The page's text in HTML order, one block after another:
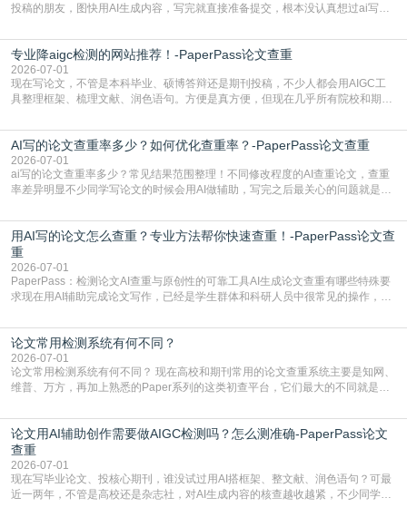
投稿的朋友，图快用AI生成内容，写完就直接准备提交，根本没认真想过ai写论
自带不可忽视的查重风险。AI训练依赖海量公开的文本数据，生成内容本质是基
于训练数据的概率拼接，不是从零开始的原创创作。生成过程中，很容易复用已
有的高频公共表述，甚至直接拼接已经公开
专业降aigc检测的网站推荐！-PaperPass论文查重
2026-07-01
现在写论文，不管是本科毕业、硕博答辩还是期刊投稿，不少人都会用AIGC工
具整理框架、梳理文献、润色语句。方便是真方便，但现在几乎所有院校和期刊
五遍还是过不了预检测的大有人在，这时候，找到靠谱的降AIGC检测率的网
站，就能少走好多弯路。PaperPass：守护学术原创性的智能伙伴AIGC生成内
容的学术合规痛点去年帮一个本科师弟改
AI写的论文查重率多少？如何优化查重率？-PaperPass论文查重
2026-07-01
ai写的论文查重率多少？常见结果范围整理！不同修改程度的AI查重论文，查重
率差异明显不少同学写论文的时候会用AI做辅助，写完之后最关心的问题就是ai
实际情况和大家想的不太一样。AI训练依赖海量公开学术文献、网络内容，生成
内容本质是按照语义概率拼接已有内容，很容易和已发布的作品撞重复，甚至会
直接引用整段已有内容，所以查重率偏高是
用AI写的论文怎么查重？专业方法帮你快速查重！-PaperPass论文查
重
2026-07-01
PaperPass：检测论文AI查重与原创性的可靠工具AI生成论文查重有哪些特殊要
求现在用AI辅助完成论文写作，已经是学生群体和科研人员中很常见的操作，不
但很多人忽略了，AI生成的内容天生带有重复风险——训练AI的数据集本身就包
含大量已公开的学术内容、网络原创内容，AI输出内容时很容易无意识拼接出重
复片
论文常用检测系统有何不同？
2026-07-01
论文常用检测系统有何不同？ 现在高校和期刊常用的论文查重系统主要是知网、
维普、万方，再加上熟悉的Paper系列的这类初查平台，它们最大的不同就是数
查数值误导。知网（CNKI）是学校定稿检测的绝对主流。本科用PMLC，含大学
生联合比对库，能比历届学长论文，硕博用VIP/TMLC，含学术论文联合比对
库，期刊投稿用AMLMC/SML
论文用AI辅助创作需要做AIGC检测吗？怎么测准确-PaperPass论文
查重
2026-07-01
现在写毕业论文、投核心期刊，谁没试过用AI搭框架、整文献、润色语句？可最
近一两年，不管是高校还是杂志社，对AI生成内容的核查越收越紧，不少同学投